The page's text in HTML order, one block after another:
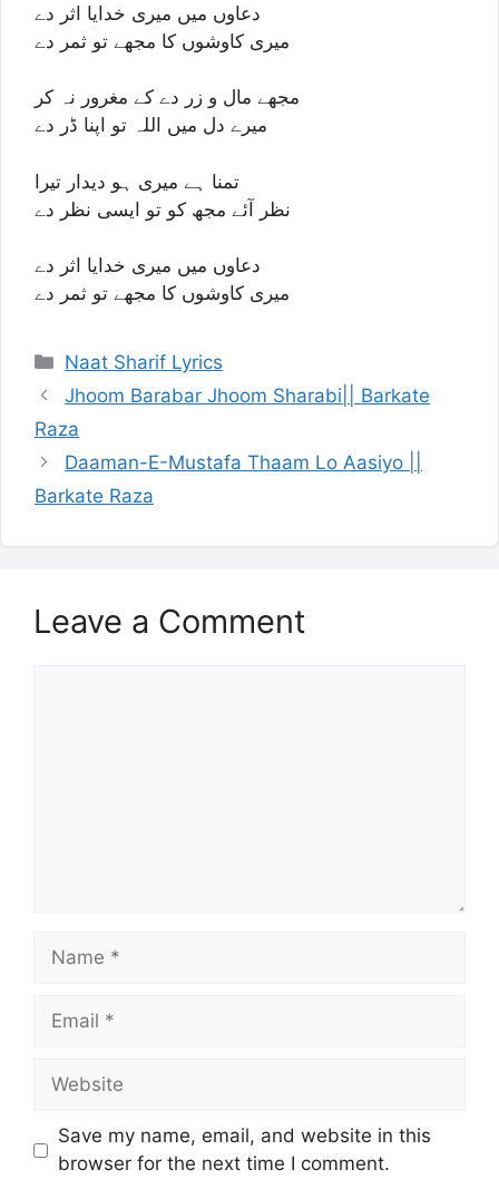
دعاوں میں میری خدایا اثر دے
میری کاوشوں کا مجھے تو ثمر دے
مجھے مال و زر دے کے مغرور نہ کر
میرے دل میں اللہ تو اپنا ڈر دے
تمنا ہے میری ہو دیدار تیرا
نظر آئے مجھ کو تو ایسی نظر دے
دعاوں میں میری خدایا اثر دے
میری کاوشوں کا مجھے تو ثمر دے
Categories
Naat Sharif Lyrics
Jhoom Barabar Jhoom Sharabi|| Barkate
Raza
Daaman-E-Mustafa Thaam Lo Aasiyo ||
Barkate Raza
Leave a Comment
Name
Email
Website
Save my name, email, and website in this
browser for the next time I comment.